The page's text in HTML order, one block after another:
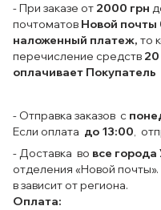
- При заказе от 2000 грн
почтоматов Новой почты
наложенный платеж, то
перечисление средств
оплачивает Покупатель
- Отправка заказов с
Если оплата до 13:00,
- Доставка во все
отделения «Новой
в зависит от региона.
Оплата: